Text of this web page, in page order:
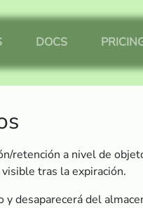
DOCS
retención a nivel de
tras la expiración.
desaparecerá del